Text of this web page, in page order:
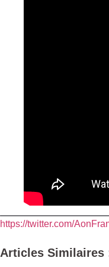
https://twitter.com/
Articles Similaires